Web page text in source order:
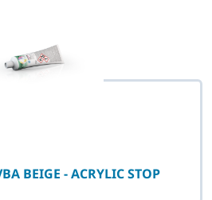
BEIGE - ACRYLIC STOP